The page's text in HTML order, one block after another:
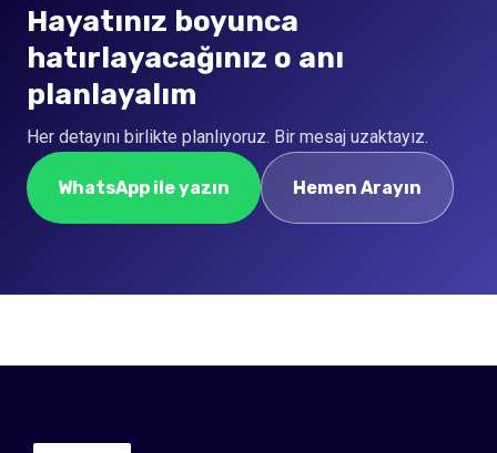
Hayatınız boyunca
hatırlayacağınız o anı
planlayalım
Her detayını birlikte planlıyoruz. Bir mesaj uzaktayız.
WhatsApp ile yazın Hemen Arayın